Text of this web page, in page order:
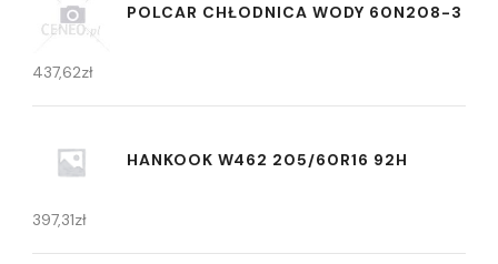
POLCAR CHŁODNICA WODY 60N208-3
437,62zł
HANKOOK W462 205/60R16 92H
397,31zł